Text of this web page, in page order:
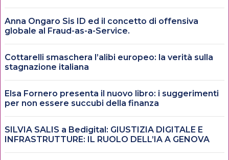
Anna Ongaro Sis ID ed il concetto di offensiva
globale al Fraud-as-a-Service.
Cottarelli smaschera l’alibi europeo: la verità sulla
stagnazione italiana
Elsa Fornero presenta il nuovo libro: i suggerimenti
per non essere succubi della finanza
SILVIA SALIS a Bedigital: GIUSTIZIA DIGITALE E
INFRASTRUTTURE: IL RUOLO DELL’IA A GENOVA